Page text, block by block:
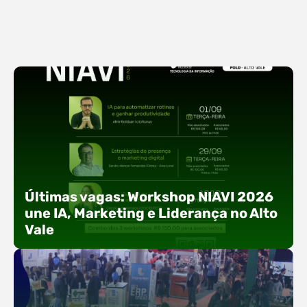
Últimas vagas: Workshop NIAVI 2026
une IA, Marketing e Liderança no Alto
Vale